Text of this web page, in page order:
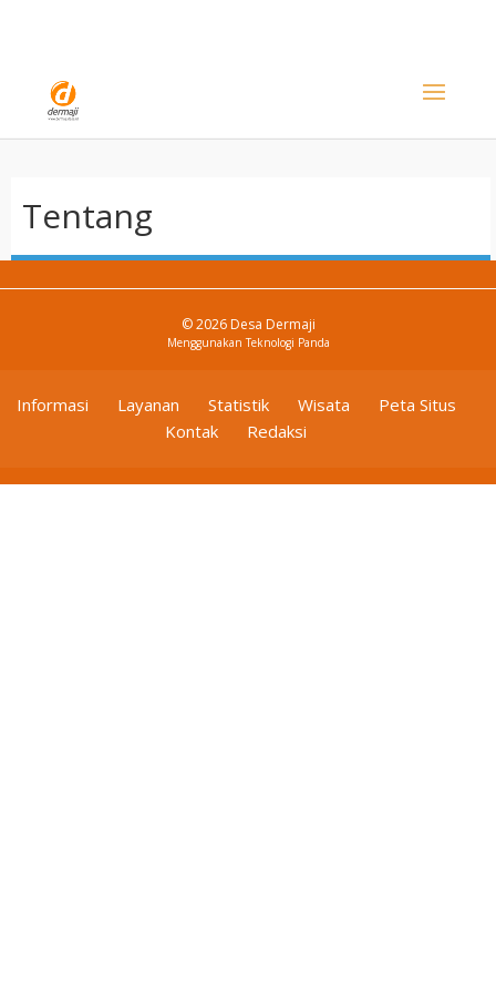
Tentang
© 2026 Desa Dermaji
MenggunakanTeknologi Panda
Informasi Layanan Statistik Wisata
Peta Situs
Kontak
Redaksi